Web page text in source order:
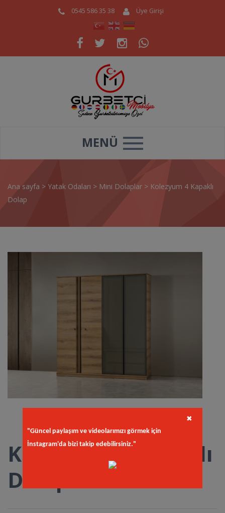
0545 586 35 38 Üye Girişi
MENÜ
Ana sayfa > Yatak Odaları > Mini Dolaplar > Kolezyum 4 Kapaklı
Dolap
Kolezyum 4 Kapaklı
Dolap
"Güncel paylaşım ve videolarımızı görmek için
İnstagram'da bizi takip edebilirsiniz."
✖